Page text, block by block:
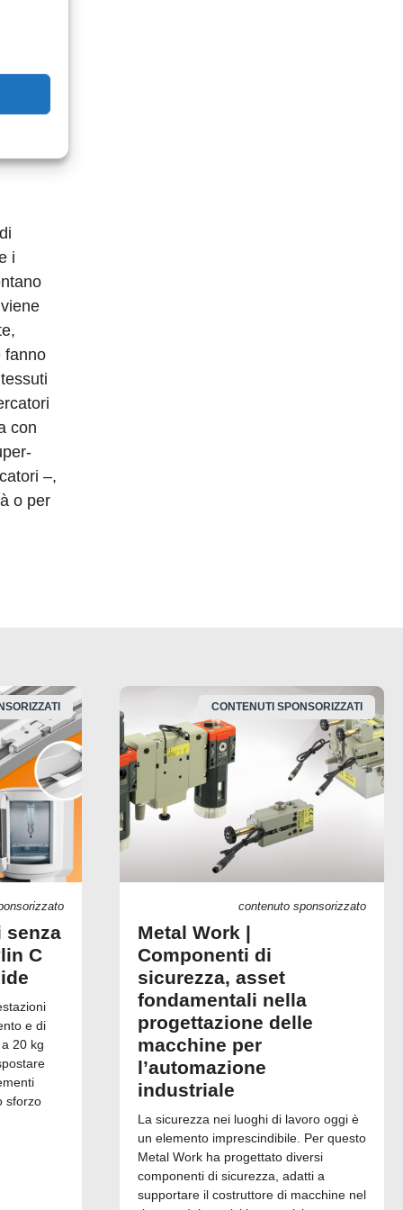
via
due
stato
i
fanno
con
–,
o per
senza
C
e di
20 kg
sforzo
CONTENUTI SPONSORIZZATI
contenuto sponsorizzato
Metal Work |
Componenti di
sicurezza, asset
fondamentali nella
progettazione delle
macchine per
l’automazione
industriale
La sicurezza nei luoghi di lavoro oggi è
un elemento imprescindibile. Per questo
Metal Work ha progettato diversi
componenti di sicurezza, adatti a
supportare il costruttore di macchine nel